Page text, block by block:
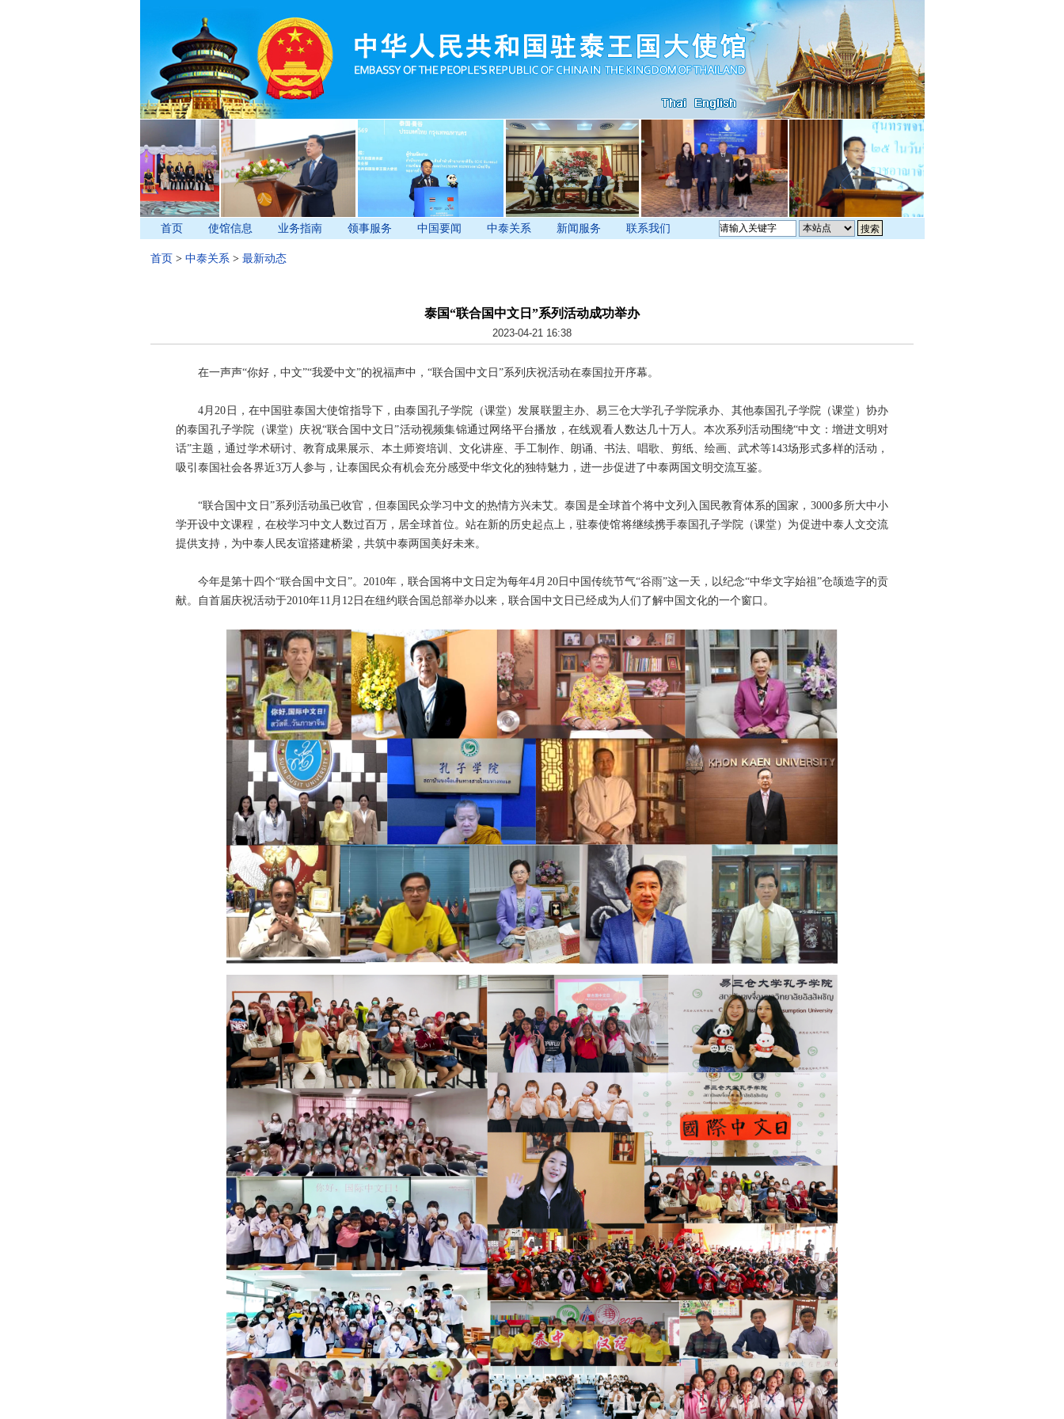
首页 使馆信息 业务指南 领事服务 中国要闻 中泰关系 新闻服务 联系我们
首页 > 中泰关系 > 最新动态
泰国“联合国中文日”系列活动成功举办
2023-04-21 16:38
在一声声“你好，中文”“我爱中文”的祝福声中，“联合国中文日”系列庆祝活动在泰国拉开序幕。
4月20日，在中国驻泰国大使馆指导下，由泰国孔子学院（课堂）发展联盟主办、易三仓大学孔子学院承办、其他泰国孔子学院（课堂）协办
的泰国孔子学院（课堂）庆祝“联合国中文日”活动视频集锦通过网络平台播放，在线观看人数达几十万人。本次系列活动围绕“中文：增进文明对
话”主题，通过学术研讨、教育成果展示、本土师资培训、文化讲座、手工制作、朗诵、书法、唱歌、剪纸、绘画、武术等143场形式多样的活动，
吸引泰国社会各界近3万人参与，让泰国民众有机会充分感受中华文化的独特魅力，进一步促进了中泰两国文明交流互鉴。
“联合国中文日”系列活动虽已收官，但泰国民众学习中文的热情方兴未艾。泰国是全球首个将中文列入国民教育体系的国家，3000多所大中小
学开设中文课程，在校学习中文人数过百万，居全球首位。站在新的历史起点上，驻泰使馆将继续携手泰国孔子学院（课堂）为促进中泰人文交流
提供支持，为中泰人民友谊搭建桥梁，共筑中泰两国美好未来。
今年是第十四个“联合国中文日”。2010年，联合国将中文日定为每年4月20日中国传统节气“谷雨”这一天，以纪念“中华文字始祖”仓颉造字的贡
献。自首届庆祝活动于2010年11月12日在纽约联合国总部举办以来，联合国中文日已经成为人们了解中国文化的一个窗口。